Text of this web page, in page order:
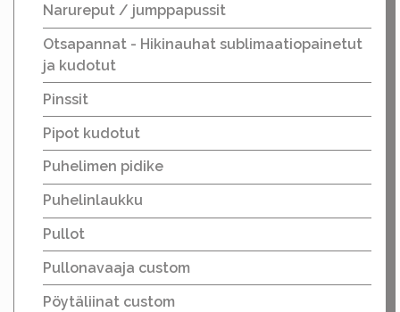
Narureput / jumppapussit
Otsapannat - Hikinauhat sublimaatiopainetut
ja kudotut
Pinssit
Pipot kudotut
Puhelimen pidike
Puhelinlaukku
Pullot
Pullonavaaja custom
Pöytäliinat custom